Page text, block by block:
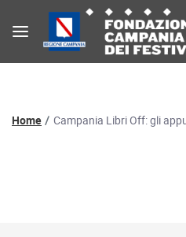
Percorso di
Home Campania Libri Off: gli